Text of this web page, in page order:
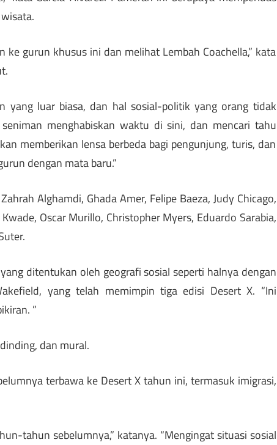
gurun khusus ini dan melihat Lembah Coachella,” kata
yang luar biasa, dan hal sosial-politik yang orang tidak
menghabiskan waktu di sini, dan mencari tahu
memberikan lensa berbeda bagi pengunjung, turis, dan
dengan mata baru.”
Alghamdi, Ghada Amer, Felipe Baeza, Judy Chicago,
Oscar Murillo, Christopher Myers, Eduardo Sarabia,
ditentukan oleh geografi sosial seperti halnya dengan
yang telah memimpin tiga edisi Desert X. “Ini
”
dan mural.
terbawa ke Desert X tahun ini, termasuk imigrasi,
tahun sebelumnya,” katanya. “Mengingat situasi sosial